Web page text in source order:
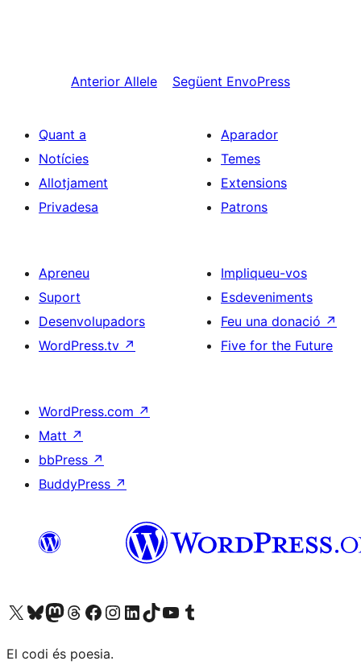
Anterior Allele Següent EnvoPress
Quant a
Notícies
Allotjament
Privadesa
Aparador
Temes
Extensions
Patrons
Apreneu
Suport
Desenvolupadors
WordPress.tv ↗
Impliqueu-vos
Esdeveniments
Feu una donació ↗
Five for the Future
WordPress.com ↗
Matt ↗
bbPress ↗
BuddyPress ↗
Visiteu el nostre compte X (abans Twitter)
Visiteu el nostre compte de Bluesky
Visiteu el nostre compte al Mastodon
Visiteu el nostre compte de Threads
Visiteu la nostra pàgina al Facebook
Visiteu el nostre compte d'Instagram
Visiteu el nostre compte de LinkedIn
Visiteu el nostre compte de TikTok
Visiteu el nostre canal al YouTube
Visiteu el nostre compte de Tumblr
El codi és poesia.